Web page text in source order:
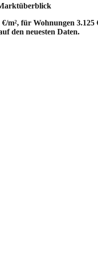
für Wohnungen
den neuesten Daten.